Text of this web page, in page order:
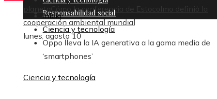
planeta
Cómo la conferencia de Estocolmo definió la
cooperación ambiental mundial
lunes, agosto 10
Responsabilidad social
Inicio
Ciencia y tecnología
Oppo lleva la IA generativa a la gama media de
‘smartphones’
Ciencia y tecnología